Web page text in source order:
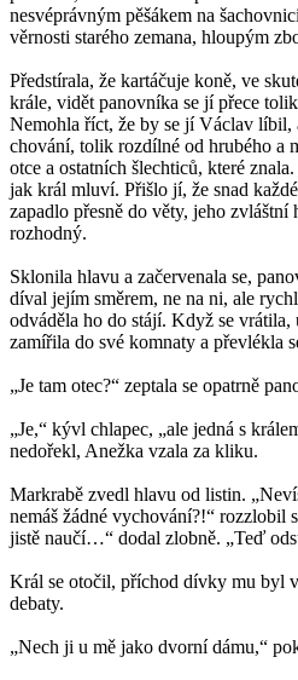
nesvéprávným pěšákem na
věrnosti starého zemana, hloupým
Předstírala, že kartáčuje koně, ve
krále, vidět panovníka se jí přece
Nemohla říct, že by se jí Václav líbil,
chování, tolik rozdílné od hrubého a
otce a ostatních šlechticů, které
jak král mluví. Přišlo jí, že snad
zapadlo přesně do věty, jeho
rozhodný.
Sklonila hlavu a začervenala se,
díval jejím směrem, ne na ni, ale
odváděla ho do stájí. Když se
zamířila do své komnaty a převlékla
„Je tam otec?“ zeptala se opatrně
„Je,“ kývl chlapec, „ale jedná s
nedořekl, Anežka vzala za kliku.
Markrabě zvedl hlavu od listin.
nemáš žádné vychování?!“ rozzlobil
jistě naučí…“ dodal zlobně. „Teď
Král se otočil, příchod dívky mu byl
debaty.
„Nech ji u mě jako dvorní dámu,“